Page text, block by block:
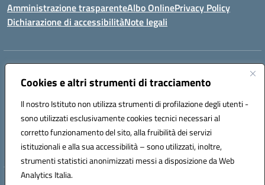
Cookies e altri strumenti di tracciamento
Il nostro Istituto non utilizza strumenti di profilazione degli utenti -
sono utilizzati esclusivamente cookies tecnici necessari al
corretto funzionamento del sito, alla fruibilità dei servizi
istituzionali e alla sua accessibilità – sono utilizzati, inoltre,
strumenti statistici anonimizzati messi a disposizione da Web
Analytics Italia.
Amministrazione trasparenteAlbo OnlinePrivacy Policy
Dichiarazione di accessibilitàNote legali
Indirizzo:
Centralino:(+39) 0737787634 Email:mcic80700n@istruzione.it
Codice fiscale: 92010940432
Codice meccanografico:
MCIC80700N
Codice unico di fatturazione (CUF): UF5MY2